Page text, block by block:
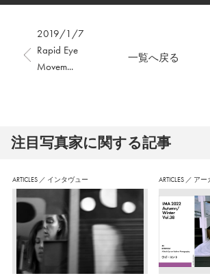
2019/1/7
Rapid Eye
Movem...
一覧へ戻る
注⽬写真家に関する記事
ARTICLES ／ インタヴュー ARTICLES ／ アー